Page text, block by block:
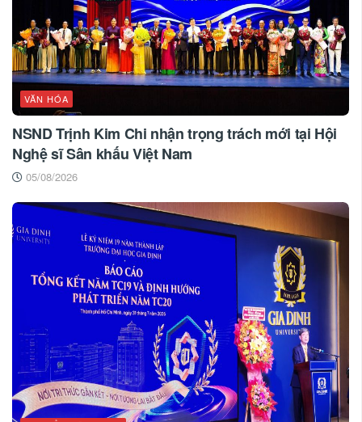
VĂN HÓA
NSND Trịnh Kim Chi nhận trọng trách mới tại Hội
Nghệ sĩ Sân khấu Việt Nam
05/08/2026